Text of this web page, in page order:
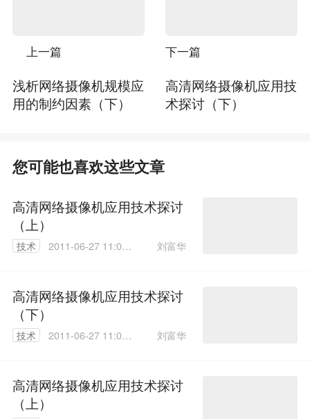
上一篇
浅析网络摄像机规模应
用的制约因素（下）
下一篇
高清网络摄像机应用技
术探讨（下）
您可能也喜欢这些文章
高清网络摄像机应用技术探讨
（上）
技术
2011-06-27 11:00:
刘富华
高清网络摄像机应用技术探讨
（下）
技术
2011-06-27 11:01:
刘富华
高清网络摄像机应用技术探讨
（上）